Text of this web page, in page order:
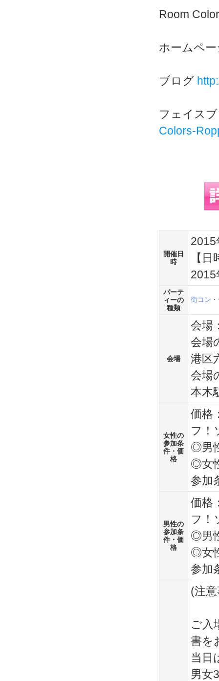
Room
ホームペ
ブログ
フェイス
Colors-
開催日
時
2015
【日
2015
パーテ
ィーの
種類
街コン ・
会場
会場
会場
港区
会場
本木
女性の
参加条
件・価
格
価格
フ！
◎男
◎女
参加
男性の
参加条
件・価
格
価格
フ！
◎男
◎女
参加
(注
ご入
書を
当日
男女